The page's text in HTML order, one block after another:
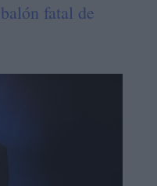
fatal de